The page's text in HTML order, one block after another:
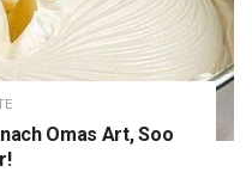
Omas Art, Soo